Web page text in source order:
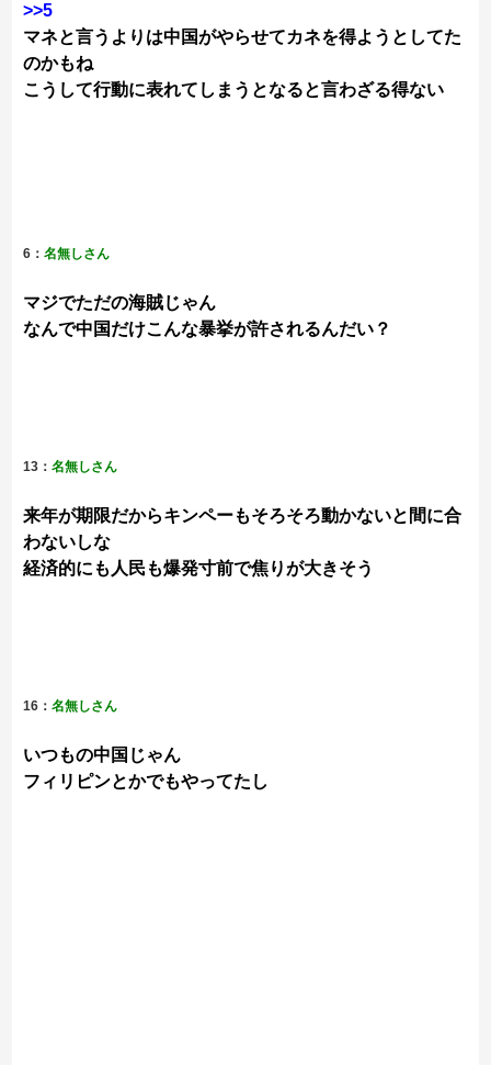
>>5
マネと言うよりは中国がやらせてカネを得ようとしてた
のかもね
こうして行動に表れてしまうとなると言わざる得ない
6：名無しさん
マジでただの海賊じゃん
なんで中国だけこんな暴挙が許されるんだい？
13：名無しさん
来年が期限だからキンペーもそろそろ動かないと間に合
わないしな
経済的にも人民も爆発寸前で焦りが大きそう
16：名無しさん
いつもの中国じゃん
フィリピンとかでもやってたし